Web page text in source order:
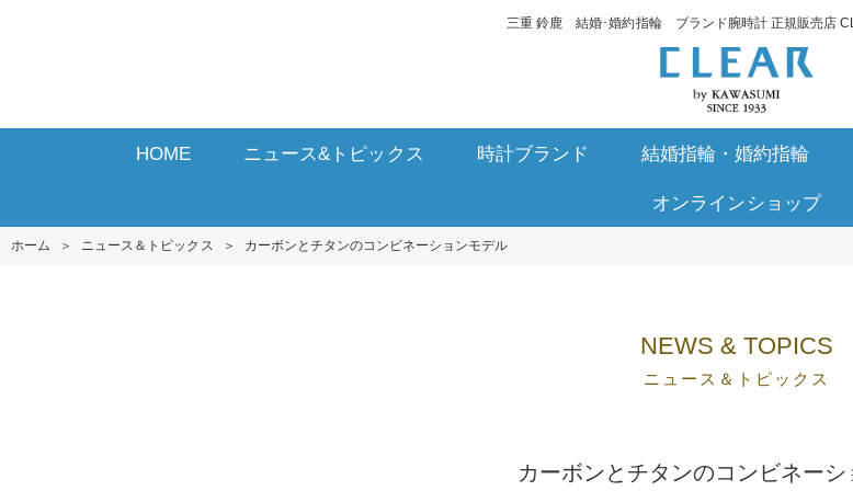
三重 鈴鹿 結婚･婚約指輪 ブランド腕時計 正規販売店
HOME ニュース&トピックス 時計ブランド 結婚指輪・婚約指輪
オンラインショップ
ホーム ＞ ニュース＆トピックス ＞ カーボンとチタンのコンビネーションモデル
NEWS & TOPICS
ニュース＆トピックス
カーボンとチタンのコンビネー